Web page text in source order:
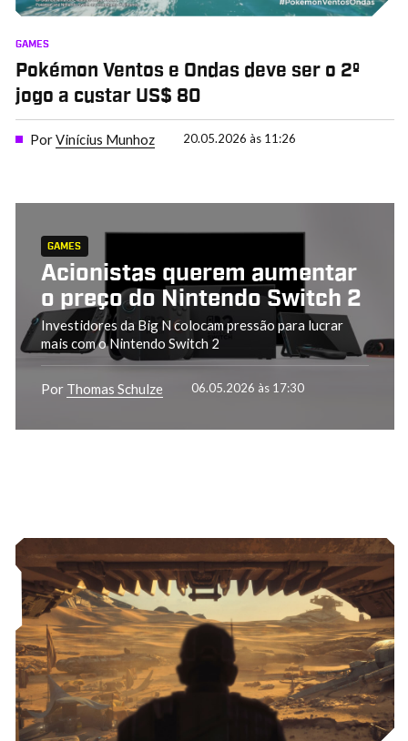
GAMES
Pokémon Ventos e Ondas deve ser o 2º
jogo a custar US$ 80
PorVinícius Munhoz 20.05.2026 às 11:26
GAMES
Acionistas querem aumentar
o preço do Nintendo Switch 2
Investidores da Big N colocam pressão para lucrar
mais com o Nintendo Switch 2
Por Thomas Schulze 06.05.2026 às 17:30